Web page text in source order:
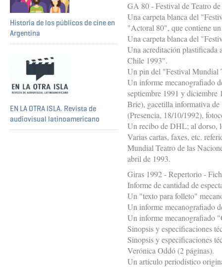
Historia de los públicos de cine en
Argentina
EN LA OTRA ISLA. Revista de
audiovisual latinoamericano
GA 80 - Festival de Teatro
Una carpeta blanca del
"Actoral 80", que contiene
Una carpeta blanca del
Una acreditación plastificada
Chile 1993".
Un pin del "Festival Mundial
Un informe mecanografiado
septiembre 1991 y diciembre
Brie), gacetilla informativa de
(Presencia, 18/10/1992),
Un recibo de DHL; al dorso,
Varias cartas, faxes, etc.
Mundial Teatro de las
abril de 1993.
Giras 1992 - Repertorio -
Informe de cantidad de
Un "texto para folleto"
Un informe mecanografiado
Un informe mecanografiado
Sinopsis y especificaciones
Sinopsis y especificaciones
Verónica Oddó (2 páginas).
Un artículo periodístico